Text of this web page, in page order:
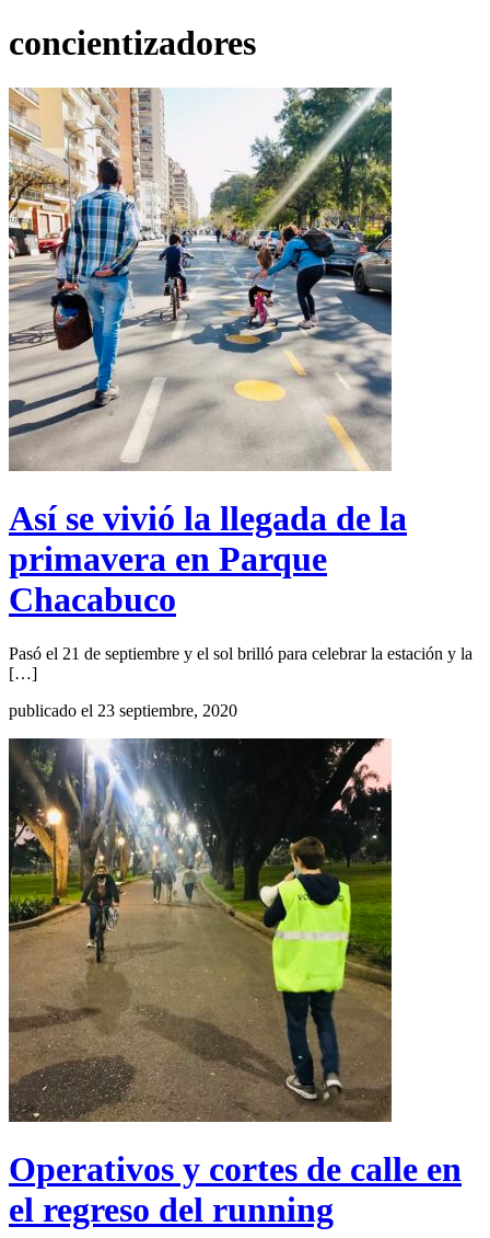
concientizadores
Así se vivió la llegada de la
primavera en Parque
Chacabuco
Pasó el 21 de septiembre y el sol brilló para celebrar la estación y la
[…]
publicado el 23 septiembre, 2020
Operativos y cortes de calle en
el regreso del running